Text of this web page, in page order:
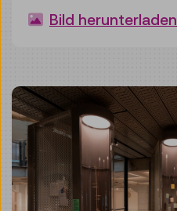
Bild herunterladen